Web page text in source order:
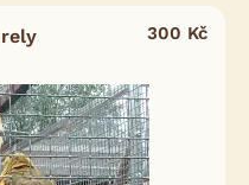
300 Kč